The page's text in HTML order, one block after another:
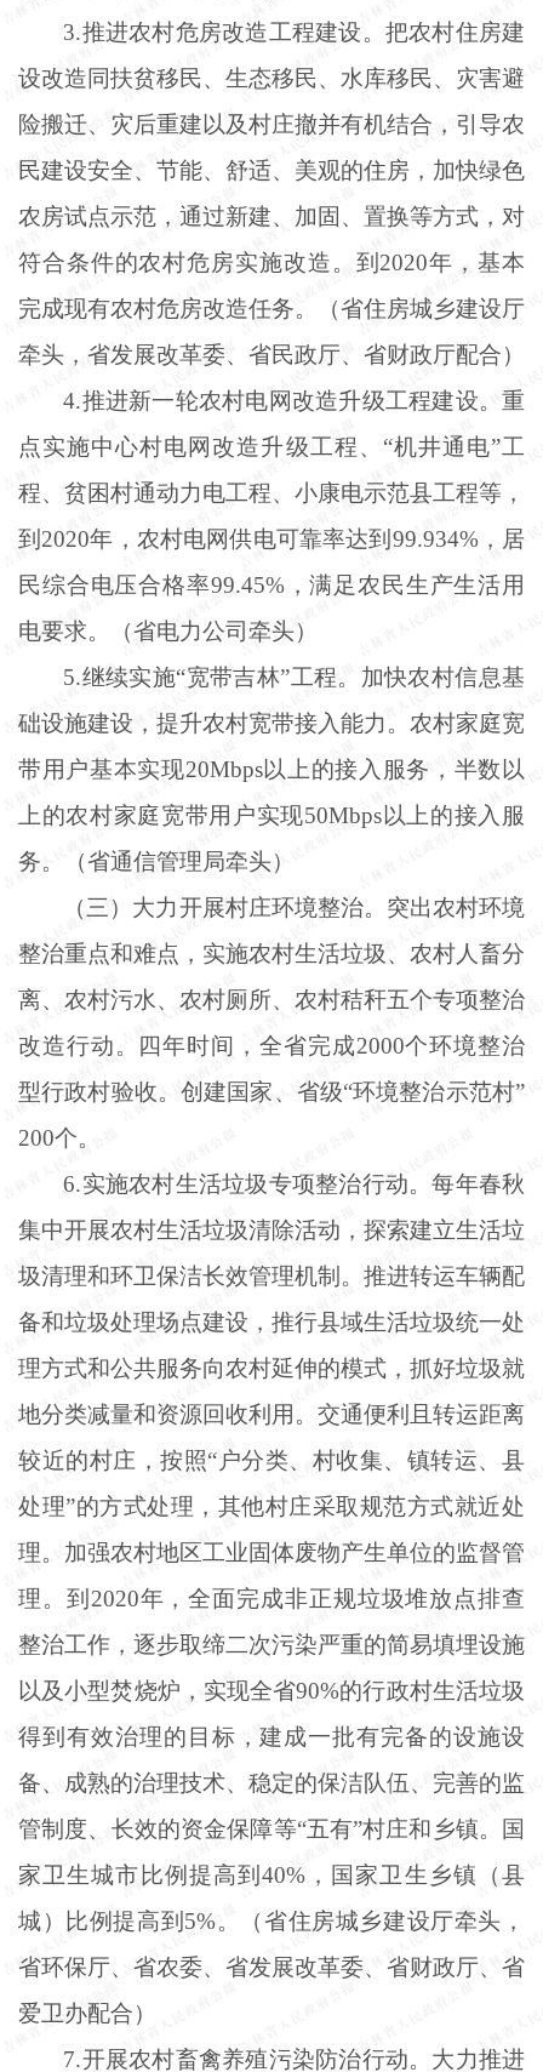
3.推进农村危房改造工程建设。把农村住房建
设改造同扶贫移民、生态移民、水库移民、灾害避
险搬迁、灾后重建以及村庄撤并有机结合，引导农
民建设安全、节能、舒适、美观的住房，加快绿色
农房试点示范，通过新建、加固、置换等方式，对
符合条件的农村危房实施改造。到2020年，基本
完成现有农村危房改造任务。（省住房城乡建设厅
牵头，省发展改革委、省民政厅、省财政厅配合）
4.推进新一轮农村电网改造升级工程建设。重
点实施中心村电网改造升级工程、“机井通电”工
程、贫困村通动力电工程、小康电示范县工程等，
到2020年，农村电网供电可靠率达到99.934%，居
民综合电压合格率99.45%，满足农民生产生活用
电要求。（省电力公司牵头）
5.继续实施“宽带吉林”工程。加快农村信息基
础设施建设，提升农村宽带接入能力。农村家庭宽
带用户基本实现20Mbps以上的接入服务，半数以
上的农村家庭宽带用户实现50Mbps以上的接入服
务。（省通信管理局牵头）
（三）大力开展村庄环境整治。突出农村环境
整治重点和难点，实施农村生活垃圾、农村人畜分
离、农村污水、农村厕所、农村秸秆五个专项整治
改造行动。四年时间，全省完成2000个环境整治
型行政村验收。创建国家、省级“环境整治示范村”
200个。
6.实施农村生活垃圾专项整治行动。每年春秋
集中开展农村生活垃圾清除活动，探索建立生活垃
圾清理和环卫保洁长效管理机制。推进转运车辆配
备和垃圾处理场点建设，推行县域生活垃圾统一处
理方式和公共服务向农村延伸的模式，抓好垃圾就
地分类减量和资源回收利用。交通便利且转运距离
较近的村庄，按照“户分类、村收集、镇转运、县
处理”的方式处理，其他村庄采取规范方式就近处
理。加强农村地区工业固体废物产生单位的监督管
理。到2020年，全面完成非正规垃圾堆放点排查
整治工作，逐步取缔二次污染严重的简易填埋设施
以及小型焚烧炉，实现全省90%的行政村生活垃圾
得到有效治理的目标，建成一批有完备的设施设
备、成熟的治理技术、稳定的保洁队伍、完善的监
管制度、长效的资金保障等“五有”村庄和乡镇。国
家卫生城市比例提高到40%，国家卫生乡镇（县
城）比例提高到5%。（省住房城乡建设厅牵头，
省环保厅、省农委、省发展改革委、省财政厅、省
爱卫办配合）
7.开展农村畜禽养殖污染防治行动。大力推进